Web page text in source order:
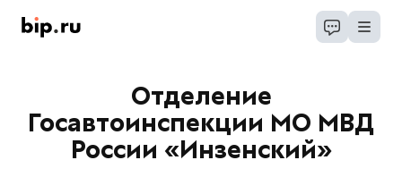
Отделение
Госавтоинспекции МО МВД
России «Инзенский»